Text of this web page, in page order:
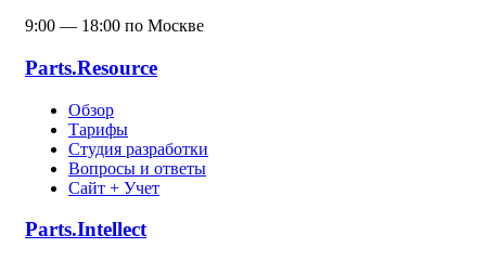
9:00 — 18:00 по Москве
Parts.Resource
Обзор
Тарифы
Студия разработки
Вопросы и ответы
Сайт + Учет
Parts.Intellect